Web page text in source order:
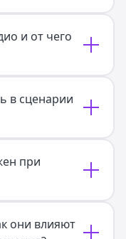
и от чего
в сценарии
при
они влияют